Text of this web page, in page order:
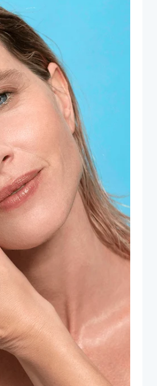
סה"כ
המוצרים המסומנים
יתרונות
איך להשתמש?